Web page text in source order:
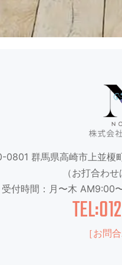
0801 群馬県高崎市上並榎
（お打合わ
受付時間：月〜木 AM9:00
［お問